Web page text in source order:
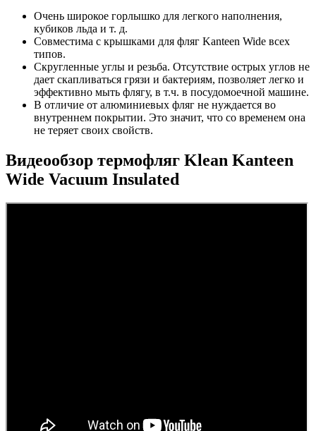
Очень широкое горлышко для легкого наполнения,
кубиков льда и т. д.
Совместима c крышками для фляг Kanteen Wide всех
типов.
Cкругленные углы и резьба. Отсутствие острых углов не
дает скапливаться грязи и бактериям, позволяет легко и
эффективно мыть флягу, в т.ч. в посудомоечной машине.
В отличие от алюминиевых фляг не нуждается во
внутреннем покрытии. Это значит, что со временем она
не теряет своих свойств.
Видеообзор термофляг Klean Kanteen
Wide Vacuum Insulated